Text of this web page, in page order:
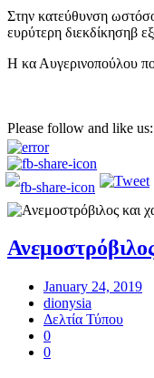
Στην κατεύθυνση
ευρύτερη διεκδίκησηβ
Η κα Αυγερινοπούλου
Please follow and like us:
January 24, 2019
dionysia
Δελτία Τύπου
0
0